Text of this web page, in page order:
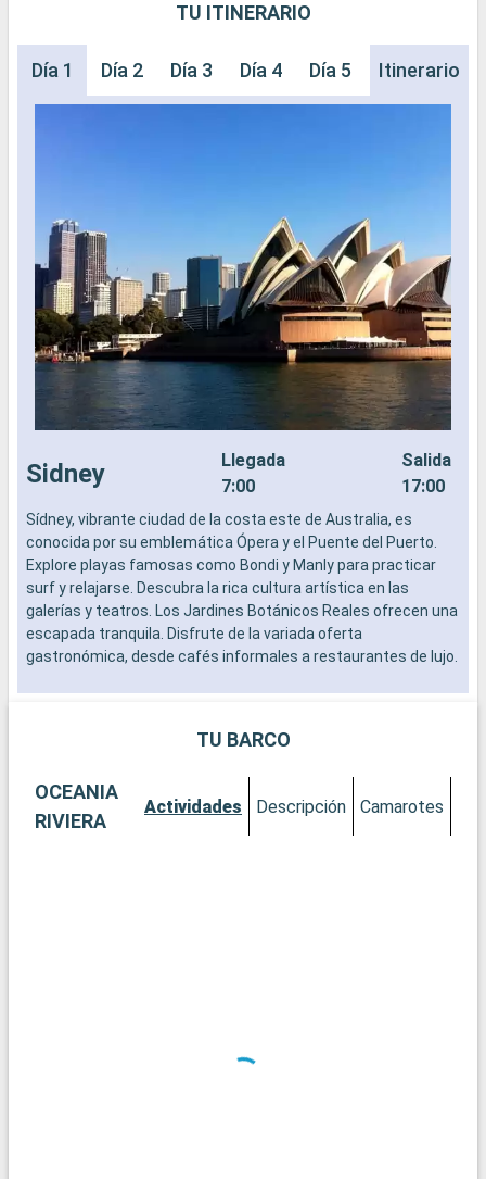
TU ITINERARIO
Día 1 Día 2 Día 3 Día 4 Día 5 Día 6 Día
Itinerario
Sidney
Llegada
7:00
Salida
17:00
Sídney, vibrante ciudad de la costa este de Australia, es
conocida por su emblemática Ópera y el Puente del Puerto.
Explore playas famosas como Bondi y Manly para practicar
surf y relajarse. Descubra la rica cultura artística en las
galerías y teatros. Los Jardines Botánicos Reales ofrecen una
escapada tranquila. Disfrute de la variada oferta
gastronómica, desde cafés informales a restaurantes de lujo.
TU BARCO
OCEANIA
RIVIERA
Actividades Descripción Camarotes